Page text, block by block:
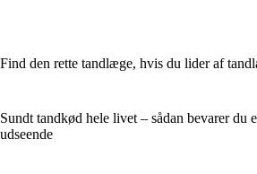
Find den rette tandlæge, hvis du lider af
Sundt tandkød hele livet – sådan bevarer du
udseende